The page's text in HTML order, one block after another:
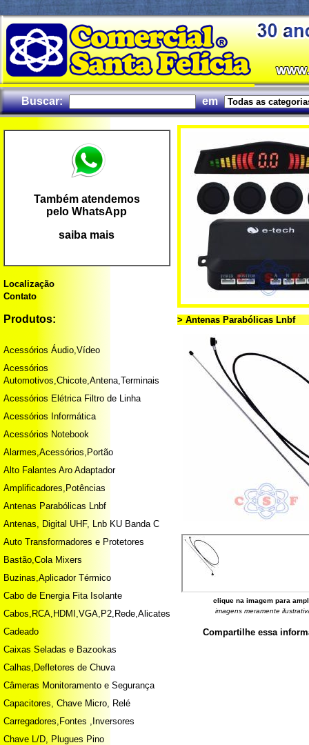
Buscar: em
Também atendemos
pelo WhatsApp
saiba mais
Localização
Contato
Produtos:
Acessórios Áudio,Vídeo
Acessórios
Automotivos,Chicote,Antena,Terminais
Acessórios Elétrica Filtro de Linha
Acessórios Informática
Acessórios Notebook
Alarmes,Acessórios,Portão
Alto Falantes Aro Adaptador
Amplificadores,Potências
Antenas Parabólicas Lnbf
Antenas, Digital UHF, Lnb KU Banda C
Auto Transformadores e Protetores
Bastão,Cola Mixers
Buzinas,Aplicador Térmico
Cabo de Energia Fita Isolante
Cabos,RCA,HDMI,VGA,P2,Rede,Alicates
Cadeado
Caixas Seladas e Bazookas
Calhas,Defletores de Chuva
Câmeras Monitoramento e Segurança
Capacitores, Chave Micro, Relé
Carregadores,Fontes ,Inversores
Chave L/D, Plugues Pino
> Antenas Parabólicas Lnbf
clique na imagem para
imagens meramente
Compartilhe essa